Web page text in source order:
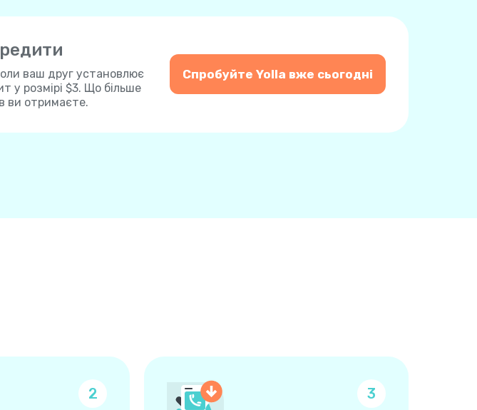
ваш друг установлює
у розмірі $3. Що більше
ви отримаєте.
Спробуйте Yolla вже сьогодні
2 3